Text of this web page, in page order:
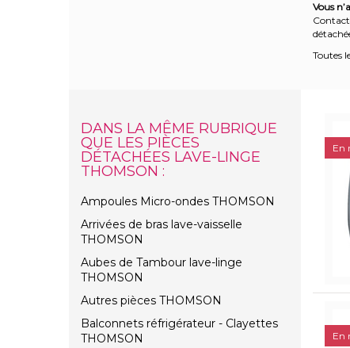
Vous
Toutes
DANS LA MÊME RUBRIQUE
QUE LES PIÈCES
DÉTACHÉES LAVE-LINGE
THOMSON :
Ampoules Micro-ondes THOMSON
Arrivées de bras lave-vaisselle
THOMSON
Aubes de Tambour lave-linge
THOMSON
Autres pièces THOMSON
Balconnets réfrigérateur - Clayettes
THOMSON
En
En